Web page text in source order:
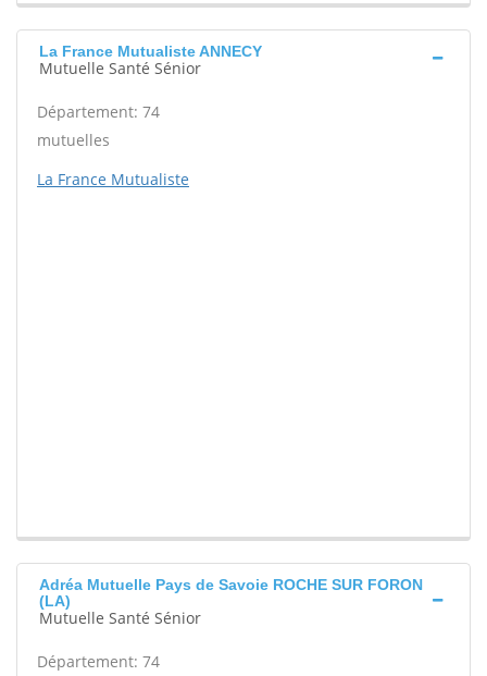
La France Mutualiste ANNECY
Mutuelle Santé Sénior
Département: 74
mutuelles
La France Mutualiste
Adréa Mutuelle Pays de Savoie ROCHE SUR FORON
(LA)
Mutuelle Santé Sénior
Département: 74